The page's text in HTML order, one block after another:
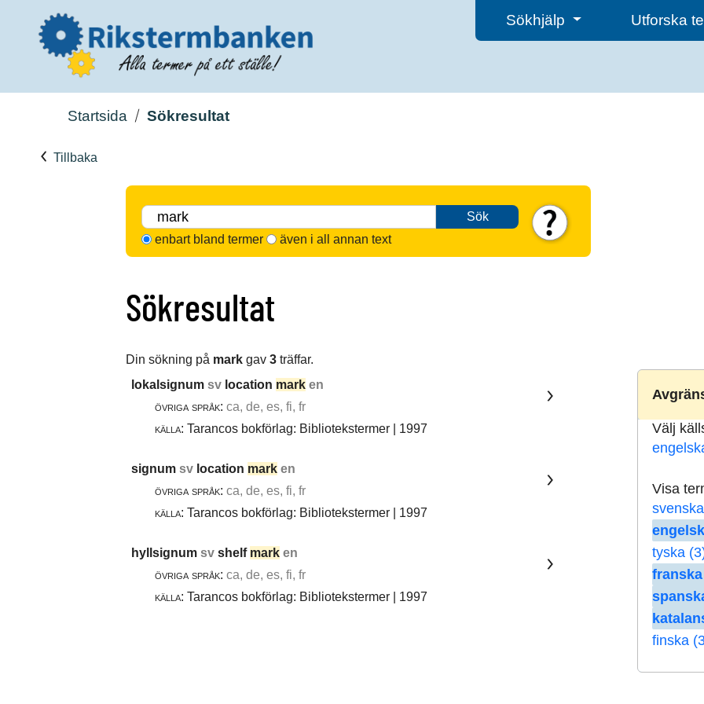
Sökhjälp Utforska
Startsida Sökresultat
Tillbaka
Sök
enbart bland termer
även i all annan text
Sökresultat
Din sökning på mark gav 3 träffar.
Välj
Visa
tyska
franska
finska
lokalsignum sv location mark en
övriga språk: ca, de, es, fi, fr
källa: Tarancos bokförlag: Bibliotekstermer | 1997
signum sv location mark en
övriga språk: ca, de, es, fi, fr
källa: Tarancos bokförlag: Bibliotekstermer | 1997
hyllsignum sv shelf mark en
övriga språk: ca, de, es, fi, fr
källa: Tarancos bokförlag: Bibliotekstermer | 1997